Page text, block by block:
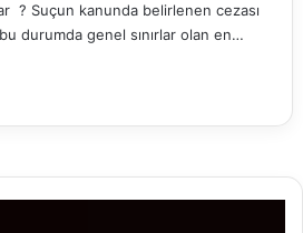
? Suçun kanunda belirlenen cezası
durumda genel sınırlar olan en…